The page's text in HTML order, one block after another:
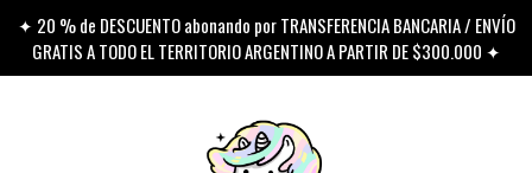
✦ 20 % de DESCUENTO abonando por TRANSFERENCIA BANCARIA / ENVÍO
GRATIS A TODO EL TERRITORIO ARGENTINO A PARTIR DE $300.000 ✦